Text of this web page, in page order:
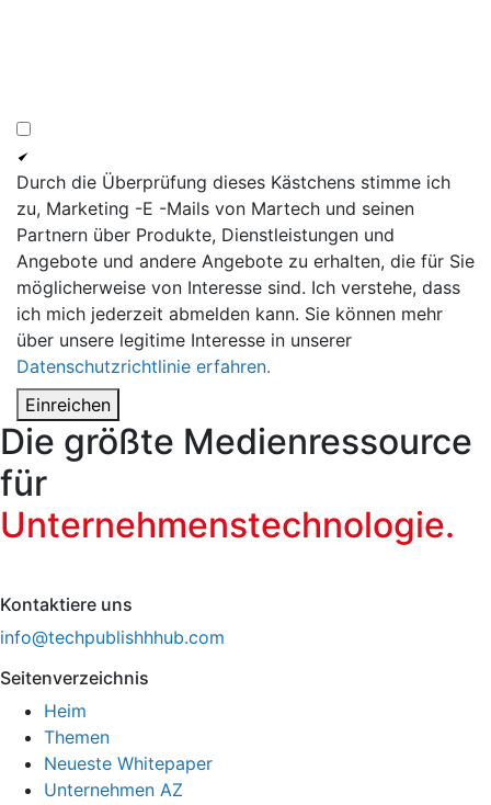
Durch die Überprüfung dieses Kästchens stimme ich
zu, Marketing -E -Mails von Martech und seinen
Partnern über Produkte, Dienstleistungen und
Angebote und andere Angebote zu erhalten, die für Sie
möglicherweise von Interesse sind. Ich verstehe, dass
ich mich jederzeit abmelden kann. Sie können mehr
über unsere legitime Interesse in unserer
Datenschutzrichtlinie erfahren.
Einreichen
Die größte Medienressource
für
Unternehmenstechnologie.
Kontaktiere uns
info@techpublishhhub.com
Seitenverzeichnis
Heim
Themen
Neueste Whitepaper
Unternehmen AZ